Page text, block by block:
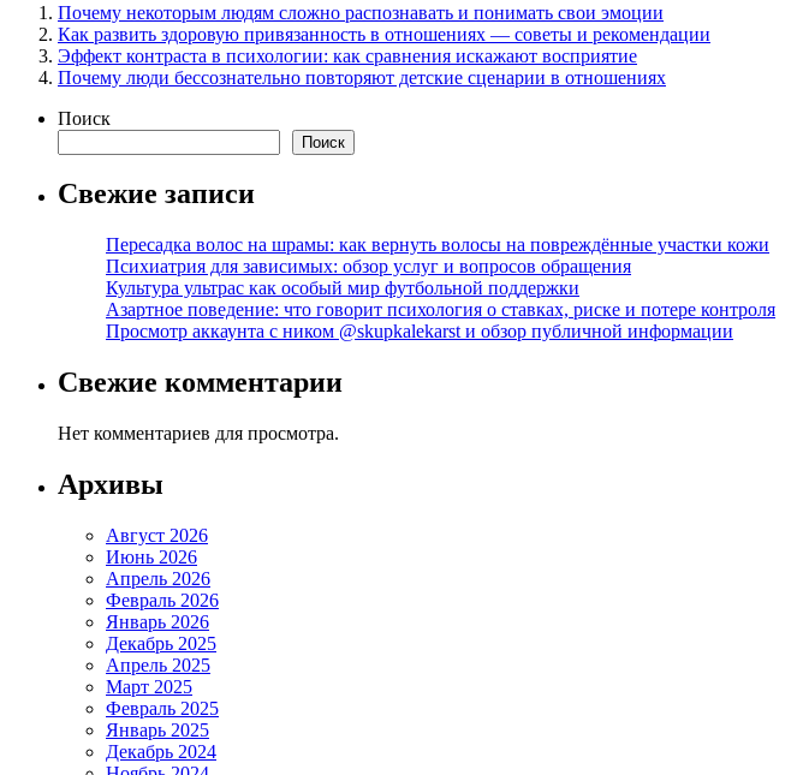
Почему некоторым людям сложно распознавать и понимать свои эмоции
Как развить здоровую привязанность в отношениях — советы и рекомендации
Эффект контраста в психологии: как сравнения искажают восприятие
Почему люди бессознательно повторяют детские сценарии в отношениях
Поиск
Поиск
Свежие записи
Пересадка волос на шрамы: как вернуть волосы на повреждённые участки кожи
Психиатрия для зависимых: обзор услуг и вопросов обращения
Культура ультрас как особый мир футбольной поддержки
Азартное поведение: что говорит психология о ставках, риске и потере контроля
Просмотр аккаунта с ником @skupkalekarst и обзор публичной информации
Свежие комментарии
Нет комментариев для просмотра.
Архивы
Август 2026
Июнь 2026
Апрель 2026
Февраль 2026
Январь 2026
Декабрь 2025
Апрель 2025
Март 2025
Февраль 2025
Январь 2025
Декабрь 2024